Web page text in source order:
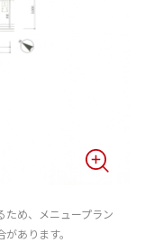
め、メニュープラン
あります。